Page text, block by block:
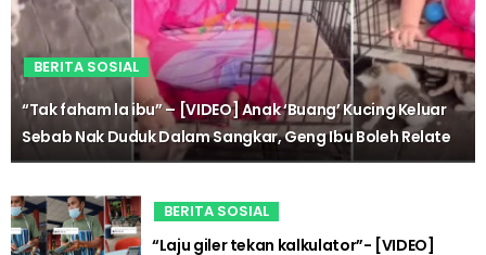
BERITA SOSIAL
“Tak faham la ibu” – [VIDEO] Anak ‘Buang’ Kucing Keluar
Sebab Nak Duduk Dalam Sangkar, Geng Ibu Boleh Relate
BERITA SOSIAL
“Laju giler tekan kalkulator”- [VIDEO]